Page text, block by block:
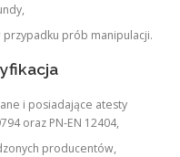
prób manipulacji.
i posiadające atesty
oraz PN-EN 12404,
producentów,